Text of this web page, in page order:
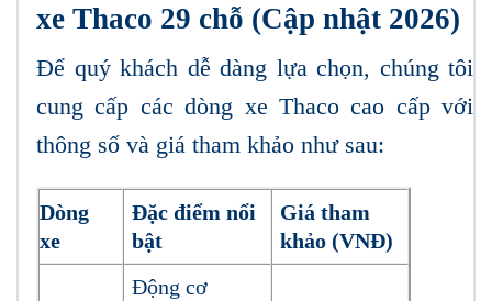
xe Thaco 29 chỗ (Cập nhật 2026)
Để quý khách dễ dàng lựa chọn, chúng tôi
cung cấp các dòng xe Thaco cao cấp với
thông số và giá tham khảo như sau:
Dòng
xe
Đặc điểm nổi
bật
Giá tham
khảo (VNĐ)
Động cơ